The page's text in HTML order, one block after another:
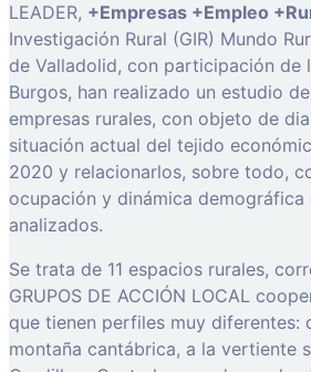
LEADER, +Empresas +Empleo
Investigación Rural (GIR) Mundo
de Valladolid, con participación de
Burgos, han realizado un estudio
empresas rurales, con objeto de
situación actual del tejido
2020 y relacionarlos, sobre todo,
ocupación y dinámica demográfica
analizados.
Se trata de 11 espacios rurales,
GRUPOS DE ACCIÓN LOCAL
que tienen perfiles muy diferentes:
montaña cantábrica, a la vertiente